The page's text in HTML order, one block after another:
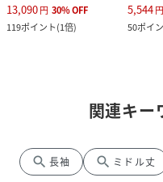
13,090円 30%OFF
119ポイント(1倍)
5,544円
50ポイ
関連キー
search 長袖 search ミドル丈